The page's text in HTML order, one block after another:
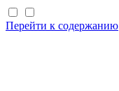
Перейти к содержанию